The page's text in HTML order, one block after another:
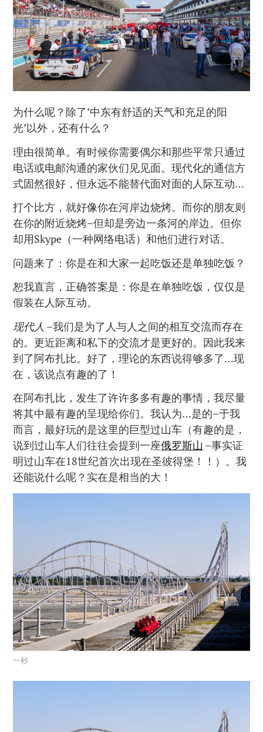
为什么呢？除了’中东有舒适的天气和充足的阳
光’以外，还有什么？
理由很简单。有时候你需要偶尔和那些平常只通过
电话或电邮沟通的家伙们见见面。现代化的通信方
式固然很好，但永远不能替代面对面的人际互动…
打个比方，就好像你在河岸边烧烤。而你的朋友则
在你的附近烧烤–但却是旁边一条河的岸边。但你
却用Skype（一种网络电话）和他们进行对话。
问题来了：你是在和大家一起吃饭还是单独吃饭？
恕我直言，正确答案是：你是在单独吃饭，仅仅是
假装在人际互动。
现代人 –我们是为了人与人之间的相互交流而存在
的。更近距离和私下的交流才是更好的。因此我来
到了阿布扎比。好了，理论的东西说得够多了…现
在，该说点有趣的了！
在阿布扎比，发生了许许多多有趣的事情，我尽量
将其中最有趣的呈现给你们。我认为…是的–于我
而言，最好玩的是这里的巨型过山车（有趣的是，
说到过山车人们往往会提到一座俄罗斯山 –事实证
明过山车在18世纪首次出现在圣彼得堡！！）。我
还能说什么呢？实在是相当的大！
一秒